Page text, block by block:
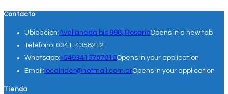
Contacto
Ubicación:Avellaneda bis 998, RosarioOpens in a new tab
Teléfono: 0341-4358212
Whatsapp:+5493415707919Opens in your application
Email: localrider@hotmail.com.arOpens in your application
Tienda